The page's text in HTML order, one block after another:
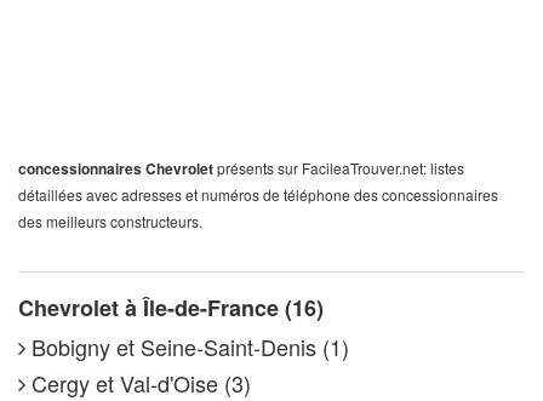
concessionnaires Chevroletprésents sur FacileaTrouver.net: listes
détaillées avec adresses et numéros de téléphone des concessionnaires
des meilleurs constructeurs.
Chevrolet à Île-de-France (16)
Bobigny et Seine-Saint-Denis (1)
Cergy et Val-d'Oise (3)